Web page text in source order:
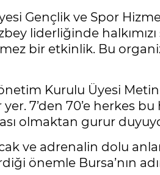
Gençlik ve Spor
liderliğinde
bir etkinlik. Bu
Kurulu Üyesi Metin
7’den 70’e herkes bu
olmaktan gurur
ve adrenalin dolu
önemle Bursa’nın